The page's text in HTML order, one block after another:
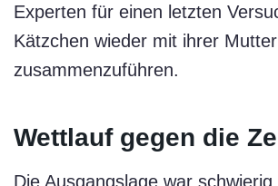
Experten für einen letzten
Kätzchen wieder mit ihrer Mutter
zusammenzuführen.
Wettlauf gegen die
Die Ausgangslage war